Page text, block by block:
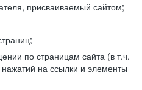
присваиваемый сайтом;
по страницам сайта (в т.ч.
на ссылки и элементы